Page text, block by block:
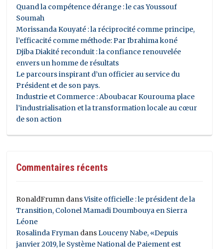
Quand la compétence dérange : le cas Youssouf
Soumah
Morissanda Kouyaté : la réciprocité comme principe,
l’efficacité comme méthode: Par Ibrahima koné
Djiba Diakité reconduit : la confiance renouvelée
envers un homme de résultats
Le parcours inspirant d’un officier au service du
Président et de son pays.
Industrie et Commerce : Aboubacar Kourouma place
l’industrialisation et la transformation locale au cœur
de son action
Commentaires récents
RonaldFrumn dansVisite officielle : le président de la
Transition, Colonel Mamadi Doumbouya en Sierra
Léone
Rosalinda Fryman dansLouceny Nabe, «Depuis
janvier 2019, le Système National de Paiement est